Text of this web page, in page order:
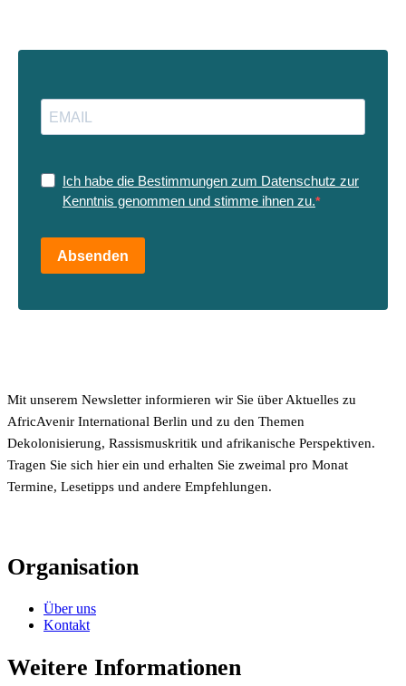
Ich habe die Bestimmungen zum Datenschutz zur
Kenntnis genommen und stimme ihnen zu.
Absenden
Mit unserem Newsletter informieren wir Sie über Aktuelles zu
AfricAvenir International Berlin und zu den Themen
Dekolonisierung, Rassismuskritik und afrikanische Perspektiven.
Tragen Sie sich hier ein und erhalten Sie zweimal pro Monat
Termine, Lesetipps und andere Empfehlungen.
Organisation
Über uns
Kontakt
Weitere Informationen